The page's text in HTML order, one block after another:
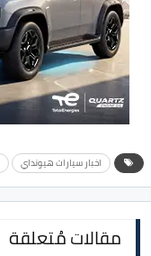
اخبار سيارات هيونداي
مقالات مُتعلقة